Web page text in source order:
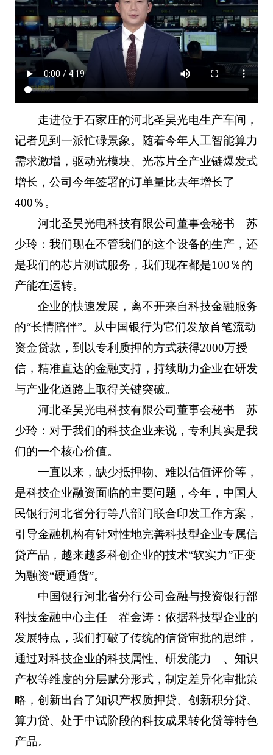
走进位于石家庄的河北圣昊光电生产车间，
记者见到一派忙碌景象。随着今年人工智能算力
需求激增，驱动光模块、光芯片全产业链爆发式
增长，公司今年签署的订单量比去年增长了
400％。
河北圣昊光电科技有限公司董事会秘书 苏
少玲：我们现在不管我们的这个设备的生产，还
是我们的芯片测试服务，我们现在都是100％的
产能在运转。
企业的快速发展，离不开来自科技金融服务
的“长情陪伴”。从中国银行为它们发放首笔流动
资金贷款，到以专利质押的方式获得2000万授
信，精准直达的金融支持，持续助力企业在研发
与产业化道路上取得关键突破。
河北圣昊光电科技有限公司董事会秘书 苏
少玲：对于我们的科技企业来说，专利其实是我
们的一个核心价值。
一直以来，缺少抵押物、难以估值评价等，
是科技企业融资面临的主要问题，今年，中国人
民银行河北省分行等八部门联合印发工作方案，
引导金融机构有针对性地完善科技型企业专属信
贷产品，越来越多科创企业的技术“软实力”正变
为融资“硬通货”。
中国银行河北省分行公司金融与投资银行部
科技金融中心主任 翟金涛：依据科技型企业的
发展特点，我们打破了传统的信贷审批的思维，
通过对科技企业的科技属性、研发能力 、知识
产权等维度的分层赋分形式，制定差异化审批策
略，创新出台了知识产权质押贷、创新积分贷、
算力贷、处于中试阶段的科技成果转化贷等特色
产品。